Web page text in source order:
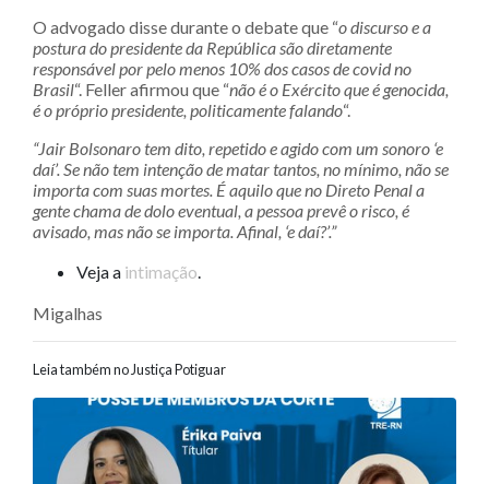
O advogado disse durante o debate que “o discurso e a
postura do presidente da República são diretamente
responsável por pelo menos 10% dos casos de covid no
Brasil“. Feller afirmou que “não é o Exército que é genocida,
é o próprio presidente, politicamente falando“.
“Jair Bolsonaro tem dito, repetido e agido com um sonoro ‘e
daí’. Se não tem intenção de matar tantos, no mínimo, não se
importa com suas mortes. É aquilo que no Direto Penal a
gente chama de dolo eventual, a pessoa prevê o risco, é
avisado, mas não se importa. Afinal, ‘e daí?’.”
Veja a intimação.
Migalhas
Leia também no Justiça Potiguar
Navegação entre posts